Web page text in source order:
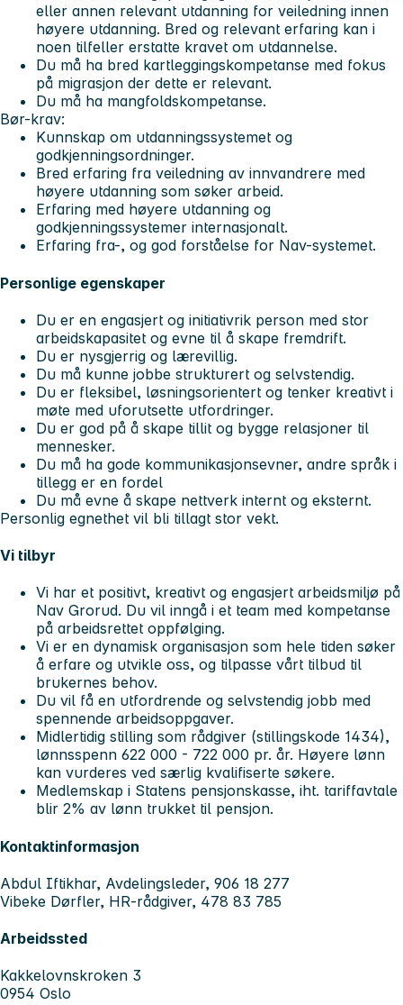
eller annen relevant utdanning for veiledning innen
høyere utdanning. Bred og relevant erfaring kan i
noen tilfeller erstatte kravet om utdannelse.
Du må ha bred kartleggingskompetanse med fokus
på migrasjon der dette er relevant.
Du må ha mangfoldskompetanse.
Bør-krav:
Kunnskap om utdanningssystemet og
godkjenningsordninger.
Bred erfaring fra veiledning av innvandrere med
høyere utdanning som søker arbeid.
Erfaring med høyere utdanning og
godkjenningssystemer internasjonalt.
Erfaring fra-, og god forståelse for Nav-systemet.
Personlige egenskaper
Du er en engasjert og initiativrik person med stor
arbeidskapasitet og evne til å skape fremdrift.
Du er nysgjerrig og lærevillig.
Du må kunne jobbe strukturert og selvstendig.
Du er fleksibel, løsningsorientert og tenker kreativt i
møte med uforutsette utfordringer.
Du er god på å skape tillit og bygge relasjoner til
mennesker.
Du må ha gode kommunikasjonsevner, andre språk i
tillegg er en fordel
Du må evne å skape nettverk internt og eksternt.
Personlig egnethet vil bli tillagt stor vekt.
Vi tilbyr
Vi har et positivt, kreativt og engasjert arbeidsmiljø på
Nav Grorud. Du vil inngå i et team med kompetanse
på arbeidsrettet oppfølging.
Vi er en dynamisk organisasjon som hele tiden søker
å erfare og utvikle oss, og tilpasse vårt tilbud til
brukernes behov.
Du vil få en utfordrende og selvstendig jobb med
spennende arbeidsoppgaver.
Midlertidig stilling som rådgiver (stillingskode 1434),
lønnsspenn 622 000 - 722 000 pr. år. Høyere lønn
kan vurderes ved særlig kvalifiserte søkere.
Medlemskap i Statens pensjonskasse, iht. tariffavtale
blir 2% av lønn trukket til pensjon.
Kontaktinformasjon
Abdul Iftikhar, Avdelingsleder, 906 18 277
Vibeke Dørfler, HR-rådgiver, 478 83 785
Arbeidssted
Kakkelovnskroken 3
0954 Oslo